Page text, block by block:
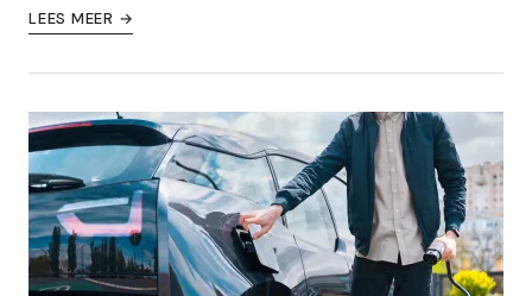
LEES MEER →